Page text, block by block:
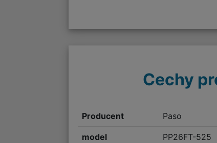
Cechy
Producent Paso
model PP26FT-525